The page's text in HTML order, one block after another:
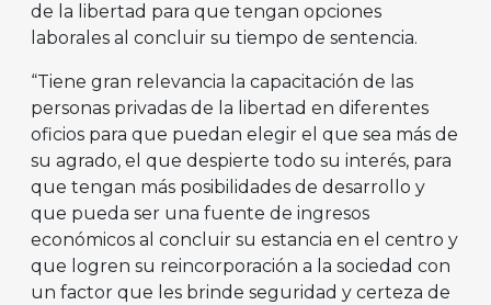
de la libertad para que tengan opciones
laborales al concluir su tiempo de sentencia.
“Tiene gran relevancia la capacitación de las
personas privadas de la libertad en diferentes
oficios para que puedan elegir el que sea más de
su agrado, el que despierte todo su interés, para
que tengan más posibilidades de desarrollo y
que pueda ser una fuente de ingresos
económicos al concluir su estancia en el centro y
que logren su reincorporación a la sociedad con
un factor que les brinde seguridad y certeza de